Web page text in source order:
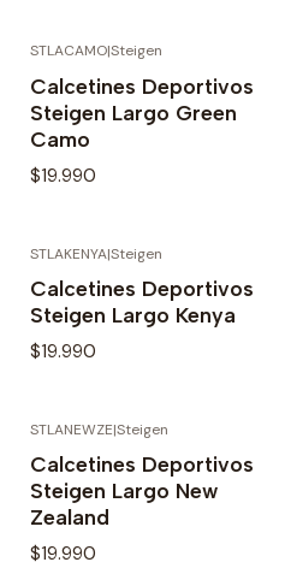
STLACAMO|Steigen
Calcetines Deportivos
Steigen Largo Green
Camo
$19.990
STLAKENYA|Steigen
Calcetines Deportivos
Steigen Largo Kenya
$19.990
STLANEWZE|Steigen
Calcetines Deportivos
Steigen Largo New
Zealand
$19.990